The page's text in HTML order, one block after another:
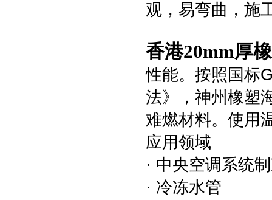
观，易弯曲，施
香港20mm厚
性能。按照国标
法》，神州橡塑
难燃材料。使
应用领域
· 中央空调系统
· 冷冻水管